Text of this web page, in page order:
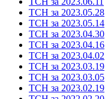
ТСН за 2023.05.28
ТСН за 2023.05.14
ТСН за 2023.04.30
ТСН за 2023.04.16
ТСН за 2023.04.02
ТСН за 2023.03.19
ТСН за 2023.03.05
ТСН за 2023.02.19